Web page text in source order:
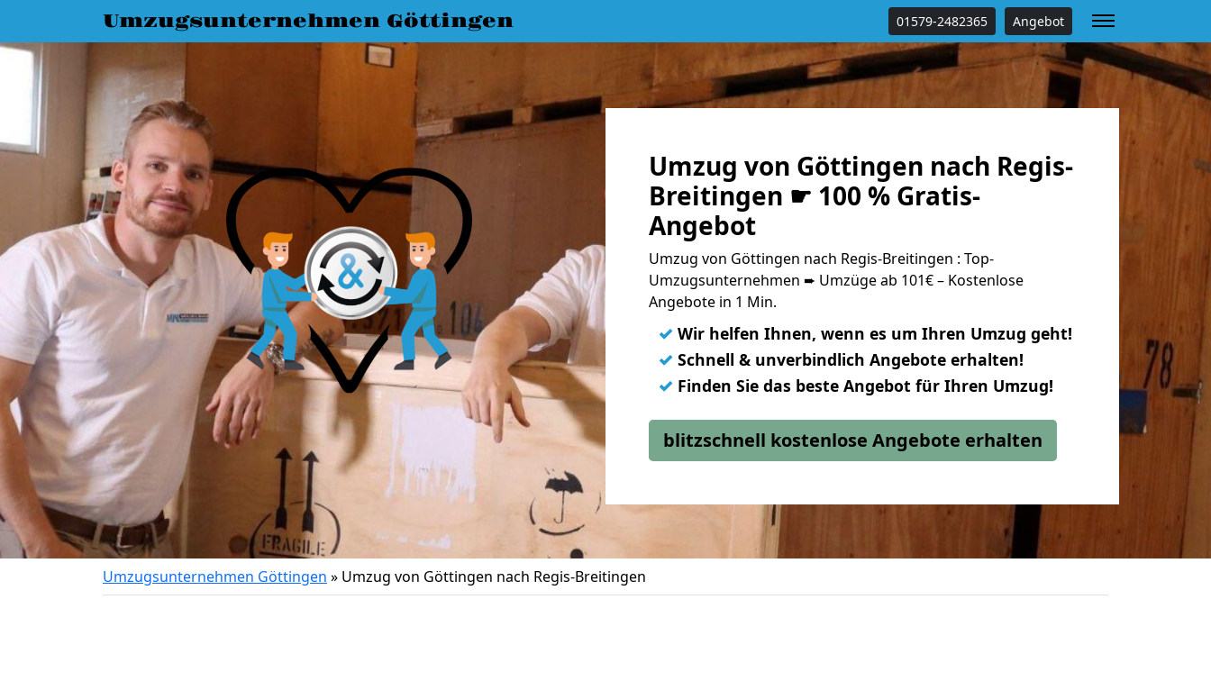
Umzugsunternehmen Göttingen 01579-2482365 Angebot
Umzug von Göttingen nach Regis-
Breitingen ☛ 100 % Gratis-
Angebot
Umzug von Göttingen nach Regis-Breitingen : Top-
Umzugsunternehmen ➨ Umzüge ab 101€ – Kostenlose
Angebote in 1 Min.
✓ Wir helfen Ihnen, wenn es um Ihren Umzug geht!
✓ Schnell & unverbindlich Angebote erhalten!
✓ Finden Sie das beste Angebot für Ihren Umzug!
blitzschnell kostenlose Angebote erhalten
Umzugsunternehmen Göttingen » Umzug von Göttingen nach Regis-Breitingen